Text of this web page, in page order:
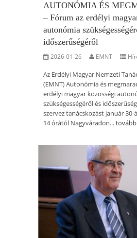
AUTONÓMIA ÉS
– Fórum az erdélyi
autonómia
időszerűségéről
2026-01-26 EMNT
Az Erdélyi Magyar Nemzeti
(EMNT) Autonómia és
erdélyi magyar közösségi
szükségességéről és
szervez tanácskozást január
14 órától Nagyváradon...tovább